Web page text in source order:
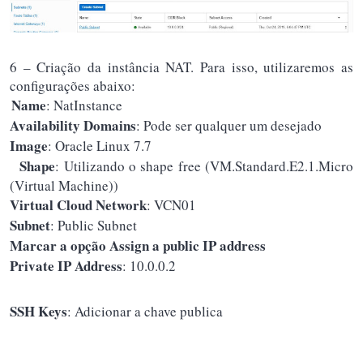
6 – Criação da instância NAT. Para isso, utilizaremos as
configurações abaixo:
Name: NatInstance
Availability Domains: Pode ser qualquer um desejado
Image: Oracle Linux 7.7
Shape: Utilizando o shape free (VM.Standard.E2.1.Micro
(Virtual Machine))
Virtual Cloud Network: VCN01
Subnet: Public Subnet
Marcar a opção Assign a public IP address
Private IP Address: 10.0.0.2
SSH Keys: Adicionar a chave publica